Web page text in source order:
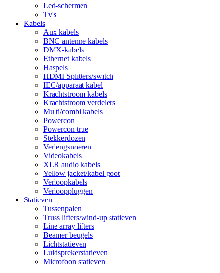
Led-schermen
Tv's
Kabels
Aux kabels
BNC antenne kabels
DMX-kabels
Ethernet kabels
Haspels
HDMI Splitters/switch
IEC/apparaat kabel
Krachtstroom kabels
Krachtstroom verdelers
Multi/combi kabels
Powercon
Powercon true
Stekkerdozen
Verlengsnoeren
Videokabels
XLR audio kabels
Yellow jacket/kabel goot
Verloopkabels
Verlooppluggen
Statieven
Tussenpalen
Truss lifters/wind-up statieven
Line array lifters
Beamer beugels
Lichtstatieven
Luidsprekerstatieven
Microfoon statieven